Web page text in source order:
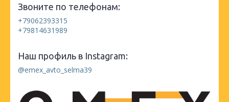
Звоните по телефонам:
+79062393315
+79814631989
Наш профиль в Instagram:
@emex_avto_selma39